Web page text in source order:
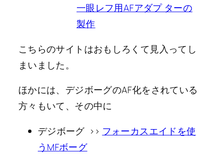
一眼レフ用AFアダプ ターの
製作
こちらのサイトはおもしろくて見入ってし
まいました。
ほかには、デジボーグのAF化をされている
方々もいて、その中に
デジボーグ >> フォーカスエイドを使
うMFボーグ